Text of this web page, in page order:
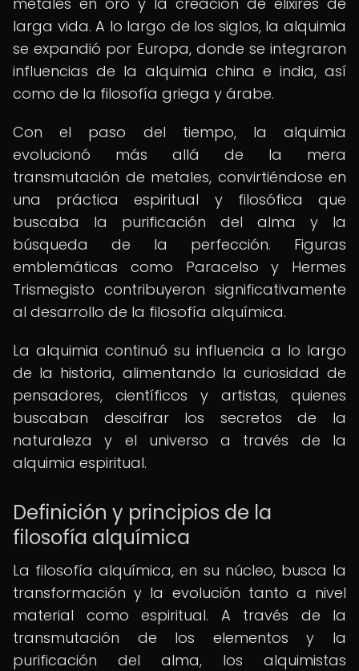
larga vida. A lo largo de los siglos, la alquimia
se expandió por Europa, donde se integraron
influencias de la alquimia china e india, así
como de la filosofía griega y árabe.
Con el paso del tiempo, la alquimia
evolucionó más allá de la mera
transmutación de metales, convirtiéndose en
una práctica espiritual y filosófica que
buscaba la purificación del alma y la
búsqueda de la perfección. Figuras
emblemáticas como Paracelso y Hermes
Trismegisto contribuyeron significativamente
al desarrollo de la filosofía alquímica.
La alquimia continuó su influencia a lo largo
de la historia, alimentando la curiosidad de
pensadores, científicos y artistas, quienes
buscaban descifrar los secretos de la
naturaleza y el universo a través de la
alquimia espiritual.
Definición y principios de la
filosofía alquímica
La filosofía alquímica, en su núcleo, busca la
transformación y la evolución tanto a nivel
material como espiritual. A través de la
transmutación de los elementos y la
purificación del alma, los alquimistas